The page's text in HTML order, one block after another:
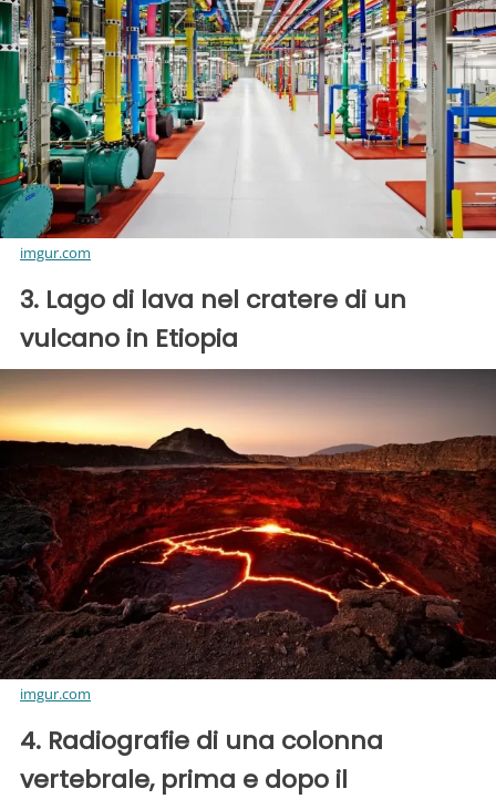
imgur.com
3. Lago di lava nel cratere di un
vulcano in Etiopia
imgur.com
4. Radiografie di una colonna
vertebrale, prima e dopo il